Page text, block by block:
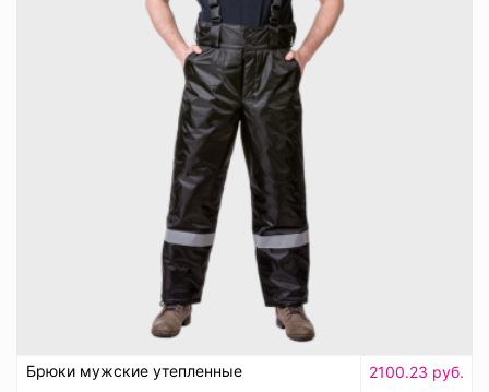
Брюки мужские утепленные
2100.23 руб.